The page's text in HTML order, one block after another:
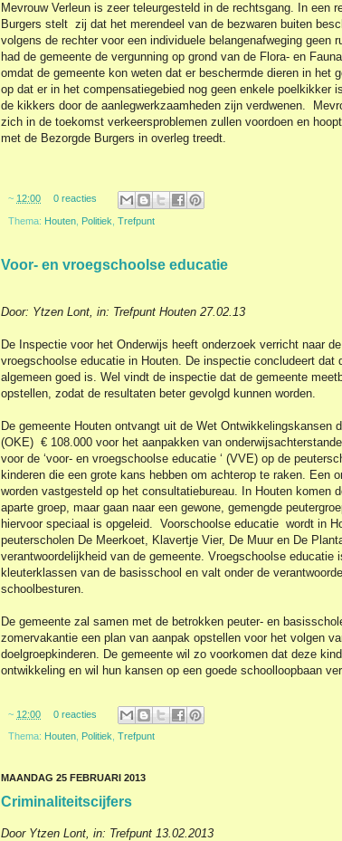
Mevrouw Verleun is zeer teleurgesteld in de rechtsgang. In een
Burgers stelt zij dat het merendeel van de bezwaren buiten
volgens de rechter voor een individuele belangenafweging geen
had de gemeente de vergunning op grond van de Flora- en
omdat de gemeente kon weten dat er beschermde dieren in het
op dat er in het compensatiegebied nog geen enkele poelkikker
de kikkers door de aanlegwerkzaamheden zijn verdwenen.
zich in de toekomst verkeersproblemen zullen voordoen en
met de Bezorgde Burgers in overleg treedt.
~ 12:00 0 reacties
Thema: Houten Politiek Trefpunt
Voor- en vroegschoolse educatie
Door: Ytzen Lont, in: Trefpunt Houten 27.02.13
De Inspectie voor het Onderwijs heeft onderzoek verricht naar
vroegschoolse educatie in Houten. De inspectie concludeert dat
algemeen goed is. Wel vindt de inspectie dat de gemeente
opstellen, zodat de resultaten beter gevolgd kunnen worden.
De gemeente Houten ontvangt uit de Wet Ontwikkelingskansen
(OKE) € 108.000 voor het aanpakken van
voor de ‘voor- en vroegschoolse educatie ‘ (VVE) op de
kinderen die een grote kans hebben om achterop te raken. Een
worden vastgesteld op het consultatiebureau. In Houten komen
aparte groep, maar gaan naar een gewone, gemengde
hiervoor speciaal is opgeleid. Voorschoolse educatie wordt in
peuterscholen De Meerkoet, Klavertje Vier, De Muur en De
verantwoordelijkheid van de gemeente. Vroegschoolse educatie
kleuterklassen van de basisschool en valt onder de
schoolbesturen.
De gemeente zal samen met de betrokken peuter- en
zomervakantie een plan van aanpak opstellen voor het volgen
doelgroepkinderen. De gemeente wil zo voorkomen dat deze
ontwikkeling en wil hun kansen op een goede schoolloopbaan
~ 12:00 0 reacties
Thema: Houten Politiek Trefpunt
MAANDAG 25 FEBRUARI 2013
Criminaliteitscijfers
Door Ytzen Lont, in: Trefpunt 13.02.2013